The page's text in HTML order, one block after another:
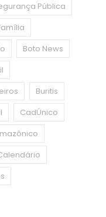
Pública
Boto News
Buritis
CadÚnico